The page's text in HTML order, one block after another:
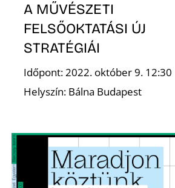
A MŰVÉSZETI
FELSŐOKTATÁSI ÚJ
STRATÉGIÁI
Időpont: 2022. október 9. 12:30
Helyszín: Bálna Budapest